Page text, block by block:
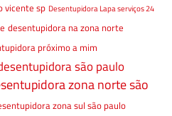
vicente sp Desentupidora Lapa serviços 24
desentupidora na zona norte
próximo a mim
são paulo
zona norte são
zona sul são paulo